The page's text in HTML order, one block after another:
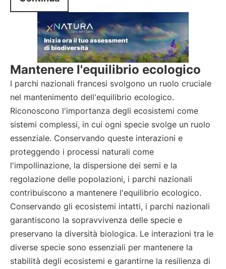
Mantenere l'equilibrio ecologico
I parchi nazionali francesi svolgono un ruolo cruciale
nel mantenimento dell'equilibrio ecologico.
Riconoscono l'importanza degli ecosistemi come
sistemi complessi, in cui ogni specie svolge un ruolo
essenziale. Conservando queste interazioni e
proteggendo i processi naturali come
l'impollinazione, la dispersione dei semi e la
regolazione delle popolazioni, i parchi nazionali
contribuiscono a mantenere l'equilibrio ecologico.
Conservando gli ecosistemi intatti, i parchi nazionali
garantiscono la sopravvivenza delle specie e
preservano la diversità biologica. Le interazioni tra le
diverse specie sono essenziali per mantenere la
stabilità degli ecosistemi e garantirne la resilienza di